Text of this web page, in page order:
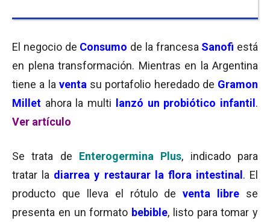
El negocio de Consumo de la francesa Sanofi está
en plena transformación. Mientras en la Argentina
tiene a la venta su portafolio heredado de Gramon
Millet ahora la multi lanzó un probiótico infantil .
Ver artículo
Se trata de Enterogermina Plus, indicado para
tratar la diarrea y restaurar la flora intestinal . El
producto que lleva el rótulo de venta libre se
presenta en un formato bebible, listo para tomar y